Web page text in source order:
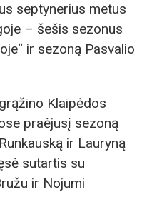
septynerius metus
– šešis sezonus
ir sezoną Pasvalio
Klaipėdos
praėjusį sezoną
ir Lauryną
sutartis su
ir Nojumi